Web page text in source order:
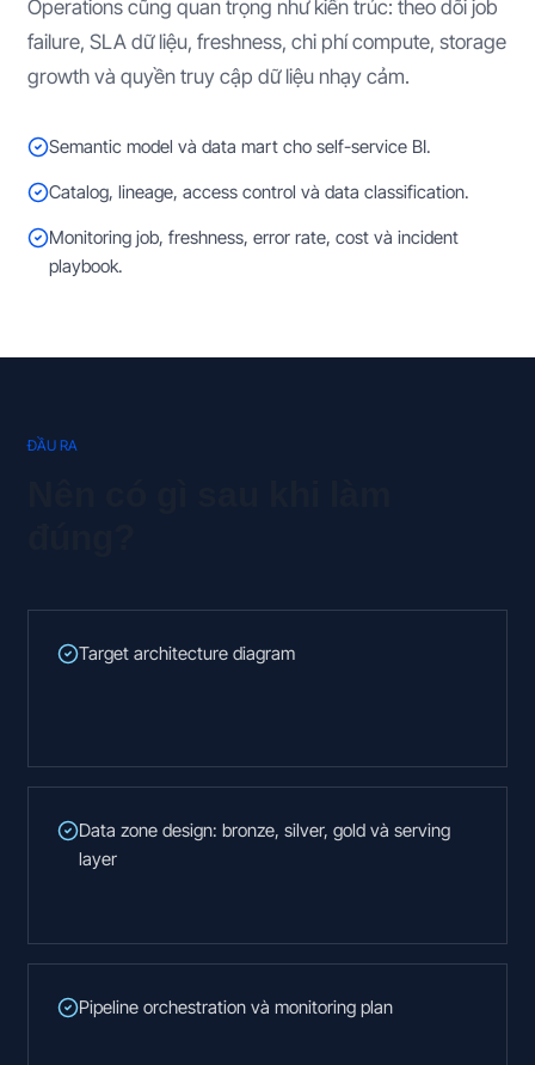
Operations cũng quan trọng như kiến trúc: theo dõi job
failure, SLA dữ liệu, freshness, chi phí compute, storage
growth và quyền truy cập dữ liệu nhạy cảm.
Semantic model và data mart cho self-service BI.
Catalog, lineage, access control và data classification.
Monitoring job, freshness, error rate, cost và incident
playbook.
ĐẦU RA
Target architecture diagram
Data zone design: bronze, silver, gold và serving
layer
Pipeline orchestration và monitoring plan